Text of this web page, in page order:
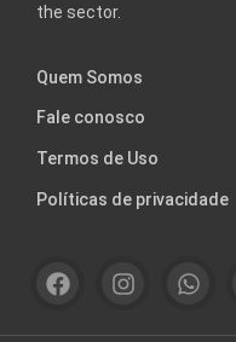
the sector.
Quem Somos
Fale conosco
Termos de Uso
Políticas de privacidade